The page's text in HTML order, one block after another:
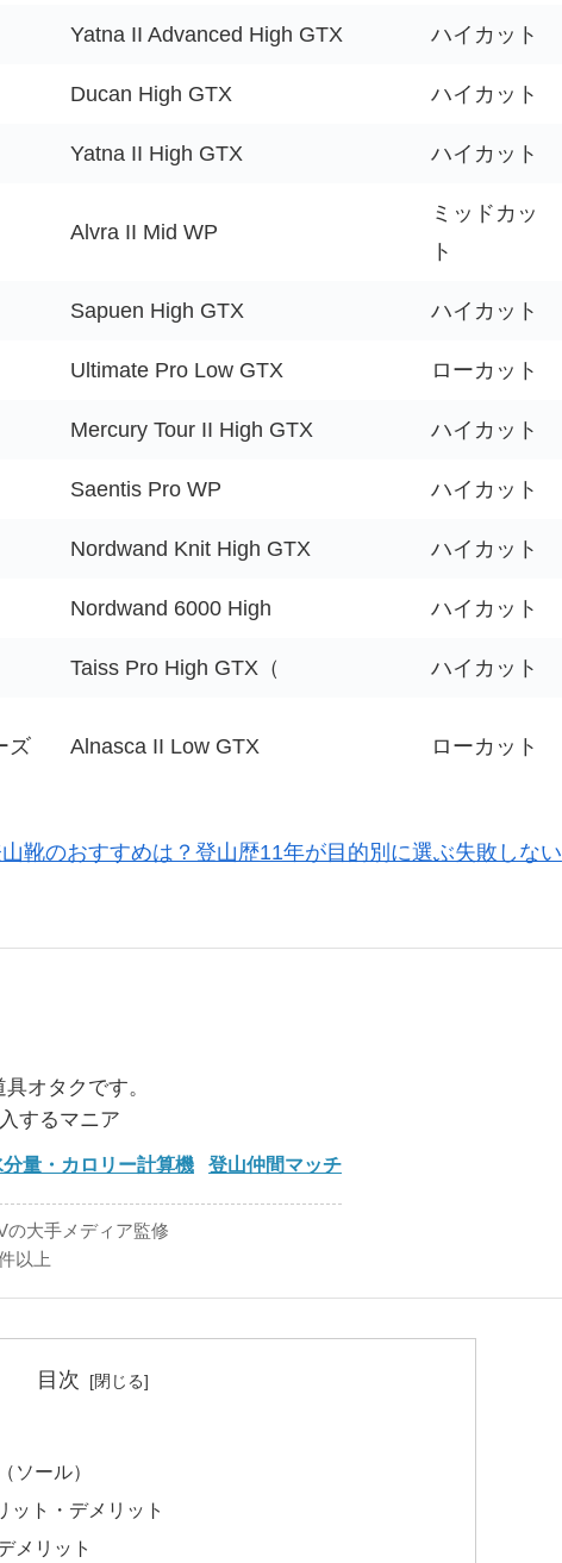
Yatna II Advanced High GTX ハイカット
Ducan High GTX ハイカット
Yatna II High GTX ハイカット
Alvra II Mid WP
ミッドカッ
ト
Sapuen High GTX ハイカット
Ultimate Pro Low GTX ローカット
Mercury Tour II High GTX ハイカット
Saentis Pro WP ハイカット
Nordwand Knit High GTX ハイカット
Nordwand 6000 High ハイカット
Taiss Pro High GTX（ ハイカット
ズ Alnasca II Low GTX ローカット
山靴のおすすめは？登山歴11年が目的別に選ぶ失敗しない
オタクです。
するマニア
分量・カロリー計算機 登山仲間マッチ
の大手メディア監修
以上
目次
ソール）
ット・デメリット
メリット